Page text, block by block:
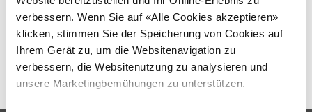
verbessern. Wenn Sie auf «Alle Cookies akzeptieren»
klicken, stimmen Sie der Speicherung von Cookies auf
Ihrem Gerät zu, um die Websitenavigation zu
verbessern, die Websitenutzung zu analysieren und
unsere Marketingbemühungen zu unterstützen.
Niveau für Zusatzversicherte.
Leistungen Privé